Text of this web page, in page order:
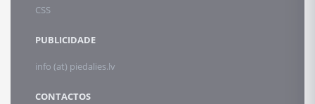
CSS
PUBLICIDADE
info (at) piedalies.lv
CONTACTOS